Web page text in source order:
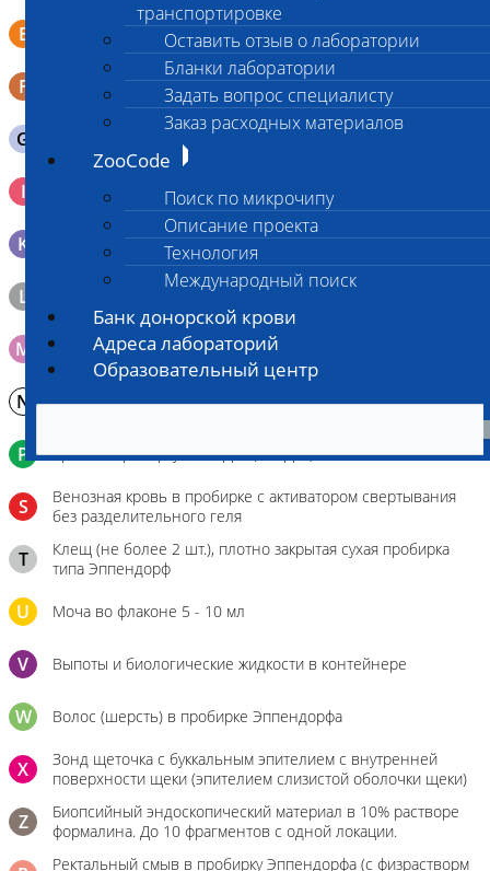
транспортировке
Оставить отзыв о лаборатории
Бланки лаборатории
Задать вопрос специалисту
Заказ расходных материалов
ZooCode
Поиск по микрочипу
Описание проекта
Технология
Международный поиск
Банк донорской крови
Адреса лабораторий
Образовательный центр
E
Смывы со слизистых в пробирку Эппендорфа (с
физраствором 0.5 мл)
F Кал в контейнере с ложечкой
G Содержимое желудка 10-30 мл
I
генетических исследований
K Образец тканей в контейнере с 10% раствором формалина
L Материал берется только в лаборатории!
M Мазок на стекло
N Молоко в контейнере 10-30 мл
P Кровь в пробирку с К3ЭДТА (К2ЭДТА)
S
Венозная кровь в пробирке с активатором свертывания
без разделительного геля
T
Клещ (не более 2 шт.), плотно закрытая сухая пробирка
типа Эппендорф
U Моча во флаконе 5 - 10 мл
V Выпоты и биологические жидкости в контейнере
W Волос (шерсть) в пробирке Эппендорфа
X
Зонд щеточка с буккальным эпителием с внутренней
поверхности щеки (эпителием слизистой оболочки щеки)
Z
Биопсийный эндоскопический материал в 10% растворе
формалина. До 10 фрагментов с одной локации.
Ректальный смыв в пробирку Эппендорфа (с физрастворм